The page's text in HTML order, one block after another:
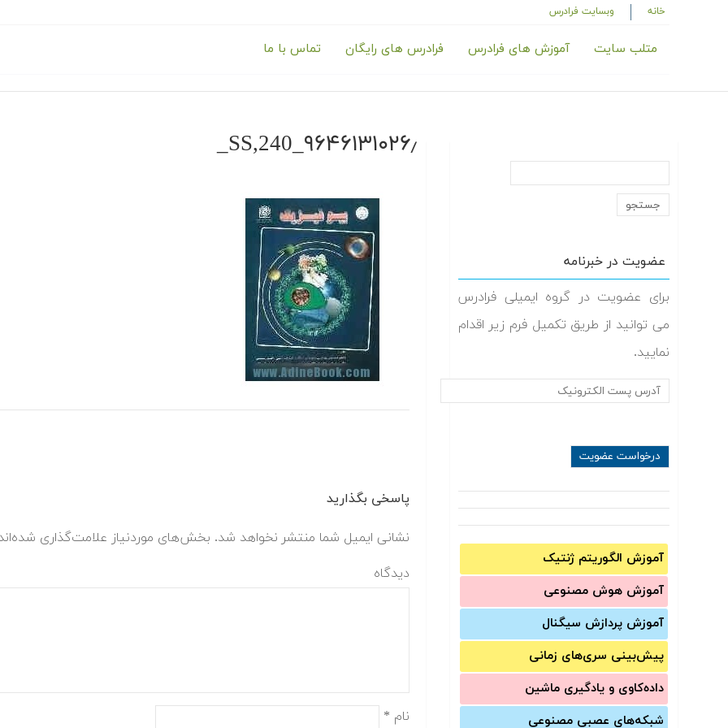
خانه وبسایت فرادرس
متلب سایت آموزش های فرادرس فرادرس های رایگان تماس با ما
عضویت در خبرنامه
برای عضویت در گروه ایمیلی فرادرس
می توانید از طریق تکمیل فرم زیر اقدام
نمایید.
آموزش الگوریتم ژنتیک
آموزش‌ هوش مصنوعی
آموزش‌ پردازش سیگنال
پیش‌‌بینی سری‌‌های زمانی
داده‌کاوی و یادگیری ماشین
شبکه‌های عصبی مصنوعی
۹۶۴۶۱۳۱۰۲۶٫_SS,240_
پاسخی بگذارید
نشانی ایمیل شما منتشر نخواهد شد. بخش‌های موردنیاز علامت‌گذاری
دیدگاه
نام *